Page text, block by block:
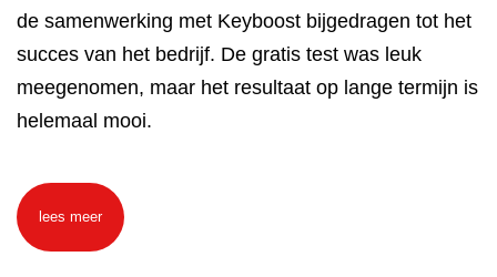
de samenwerking met Keyboost bijgedragen tot het
succes van het bedrijf. De gratis test was leuk
meegenomen, maar het resultaat op lange termijn is
helemaal mooi.
lees meer